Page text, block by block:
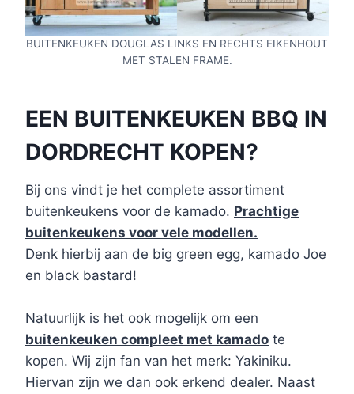
BUITENKEUKEN DOUGLAS LINKS EN RECHTS EIKENHOUT
MET STALEN FRAME.
EEN BUITENKEUKEN BBQ IN
DORDRECHT KOPEN?
Bij ons vindt je het complete assortiment
buitenkeukens voor de kamado. Prachtige
buitenkeukens voor vele modellen.
Denk hierbij aan de big green egg, kamado Joe
en black bastard!
Natuurlijk is het ook mogelijk om een
buitenkeuken compleet met kamado te
kopen. Wij zijn fan van het merk: Yakiniku.
Hiervan zijn we dan ook erkend dealer. Naast